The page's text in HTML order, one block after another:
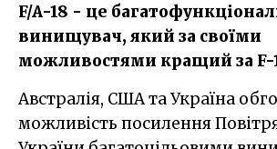
F/A-18 - це
винищувач, який за своїми
можливостями кращий за F-
Австралія, США та Україна обговорюють
можливість посилення